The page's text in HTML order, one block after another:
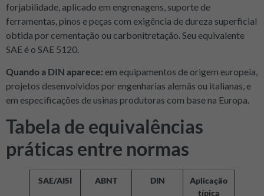
forjabilidade, aplicado em engrenagens, suporte de
ferramentas, pinos e peças com exigência de dureza superficial
obtida por cementação ou carbonitretação. Seu equivalente
SAE é o SAE 5120.
Quando a DIN aparece: em equipamentos de origem europeia,
projetos desenvolvidos por engenharias alemãs ou italianas, e
em especificações de usinas produtoras com base na Europa.
Tabela de equivalências
práticas entre normas
SAE/AISI ABNT DIN
Aplicação
típica